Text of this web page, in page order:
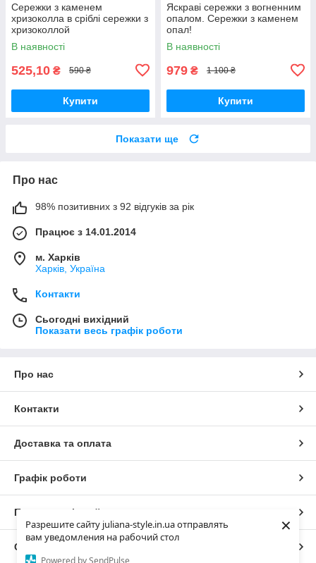
Разрешите сайту juliana-style.in.ua отправлять
вам уведомления на рабочий стол
Powered by SendPulse
×
Сережки з каменем
хризоколла в сріблі сережки з
хризоколлой
В наявності
525,10 ₴ 590 ₴
Купити
Яскраві сережки з вогненним
опалом. Сережки з каменем
опал!
В наявності
979 ₴ 1 100 ₴
Купити
Показати ще
Про нас
98% позитивних з 92 відгуків за рік
Працює з 14.01.2014
м. Харків
Харків, Україна
Контакти
Сьогодні вихідний
Показати весь графік роботи
Про нас
Контакти
Доставка та оплата
Графік роботи
Повна версія сайту
Сайт створено на маркетплейсі